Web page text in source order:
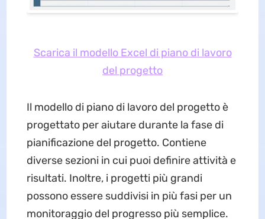
Scarica il modello Excel di piano di lavoro
del progetto
Il modello di piano di lavoro del progetto è
progettato per aiutare durante la fase di
pianificazione del progetto. Contiene
diverse sezioni in cui puoi definire attività e
risultati. Inoltre, i progetti più grandi
possono essere suddivisi in più fasi per un
monitoraggio del progresso più semplice.